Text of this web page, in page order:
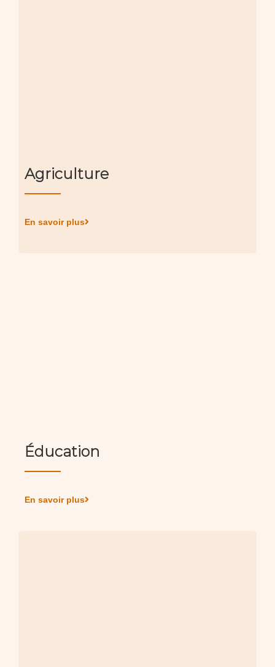
Agriculture
En savoir plus
Éducation
En savoir plus